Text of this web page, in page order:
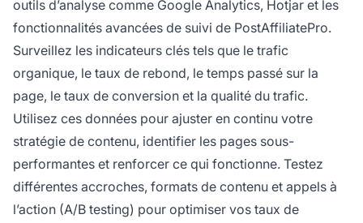
outils d’analyse comme Google Analytics, Hotjar et les
fonctionnalités avancées de suivi de PostAffiliatePro.
Surveillez les indicateurs clés tels que le trafic
organique, le taux de rebond, le temps passé sur la
page, le taux de conversion et la qualité du trafic.
Utilisez ces données pour ajuster en continu votre
stratégie de contenu, identifier les pages sous-
performantes et renforcer ce qui fonctionne. Testez
différentes accroches, formats de contenu et appels à
l’action (A/B testing) pour optimiser vos taux de